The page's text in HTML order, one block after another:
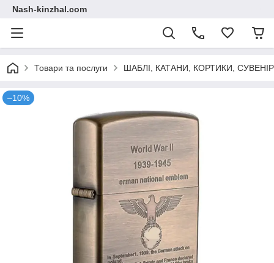
Nash-kinzhal.com
Товари та послуги ШАБЛІ, КАТАНИ, КОРТИКИ,
–10%